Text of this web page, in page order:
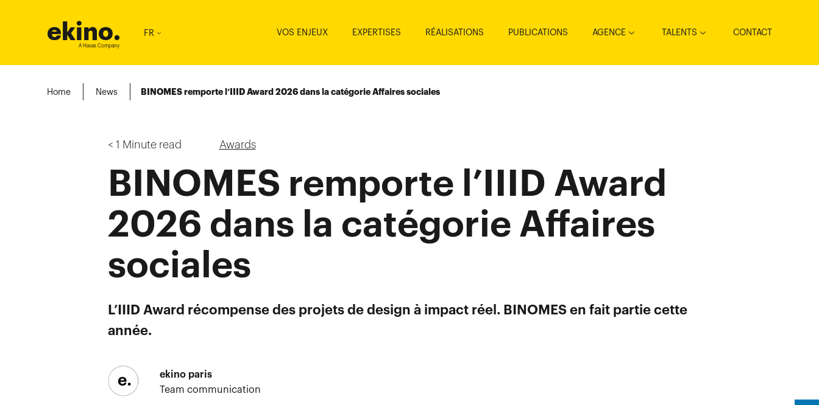
ekino.
A Havas Company
FR VOS ENJEUX EXPERTISES RÉALISATIONS PUBLICATIONS AGENCE TALENTS CONTACT
Home News BINOMES remporte l’IIID Award 2026 dans la catégorie Affaires sociales
< 1 Minute read Awards
BINOMES remporte l’IIID Award
2026 dans la catégorie Affaires
sociales
L’IIID Award récompense des projets de design à impact réel. BINOMES en fait partie cette
année.
ekino paris
Team communication